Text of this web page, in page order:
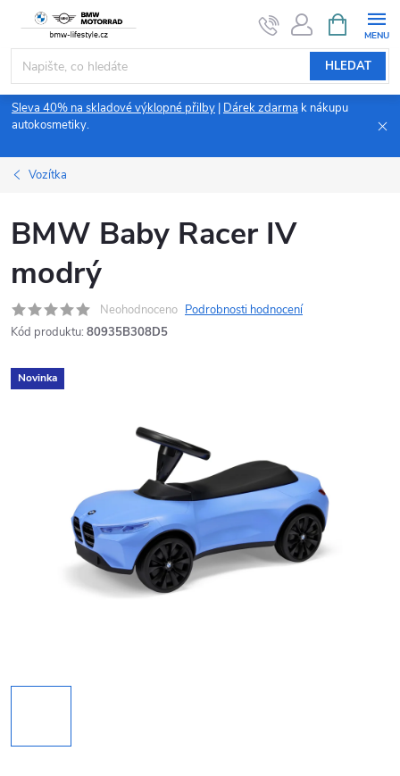
obsah
HLEDAT
NÁKUPNÍ
KOŠÍK
Sleva 40% na skladové výklopné přilby Dárek zdarma k nákupu
autokosmetiky.
Vozítka
BMW Baby Racer IV
modrý
Neohodnoceno Podrobnosti hodnocení
Kód produktu: 80935B308D5
Novinka